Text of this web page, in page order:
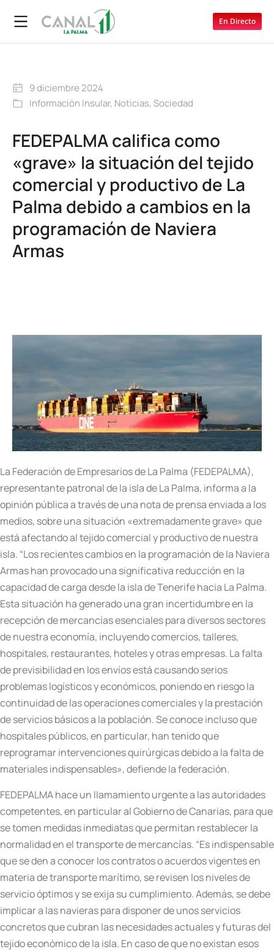
En Directo
9 diciembre 2024
Información Insular, Noticias, Sociedad
FEDEPALMA califica como
«grave» la situación del tejido
comercial y productivo de La
Palma debido a cambios en la
programación de Naviera
Armas
La Federación de Empresarios de La Palma (FEDEPALMA),
representante patronal de la isla de La Palma, informa a la
opinión pública a través de una nota de prensa enviada a los
medios, sobre una situación «extremadamente grave» que
está afectando al tejido comercial y productivo de nuestra
isla. “Los recientes cambios en la programación de la Naviera
Armas han provocado una significativa reducción en la
capacidad de carga desde la isla de Tenerife hacia La Palma.
Esta situación ha generado una gran incertidumbre en la
recepción de mercancías esenciales para diversos sectores
de nuestra economía, incluyendo comercios, talleres,
hospitales, restaurantes, hoteles y otras empresas. La falta
de previsibilidad en los envíos está causando serios
problemas logísticos y económicos, poniendo en riesgo la
continuidad de las operaciones comerciales y la prestación
de servicios básicos a la población. Se conoce incluso que
hospitales públicos, en particular, han tenido que
reprogramar intervenciones quirúrgicas debido a la falta de
materiales indispensables», defiende la federación.
FEDEPALMA hace un llamamiento urgente a las autoridades
competentes, en particular al Gobierno de Canarias, para que
se tomen medidas inmediatas que permitan restablecer la
normalidad en el transporte de mercancías. “Es indispensable
que se den a conocer los contratos o acuerdos vigentes en
materia de transporte marítimo, se revisen los niveles de
servicio óptimos y se exija su cumplimiento. Además, se debe
implicar a las navieras para disponer de unos servicios
concretos que cubran las necesidades actuales y futuras del
tejido económico de la isla. En caso de que no existan esos